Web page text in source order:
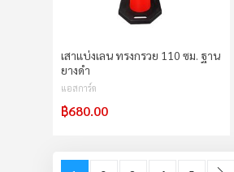
เสาแบ่งเลน ทรงกรวย 110 ซม. ฐาน
ยางดำ
แอสการ์ด
฿680.00